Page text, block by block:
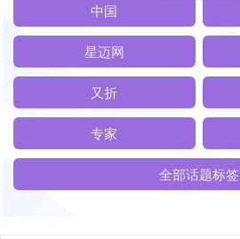
中国
星迈网
又折
专家
全部话题标签